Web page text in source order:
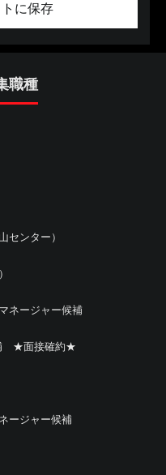
に保存
職種
センター）
ネージャー候補
補 ★面接確約★
ージャー候補